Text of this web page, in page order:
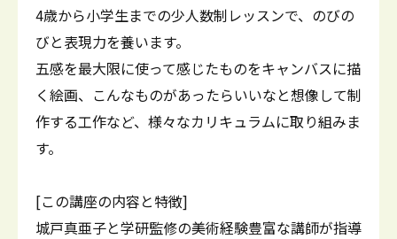
4歳から小学生までの少人数制レッスンで、のびの
びと表現力を養います。
五感を最大限に使って感じたものをキャンバスに描
く絵画、こんなものがあったらいいなと想像して制
作する工作など、様々なカリキュラムに取り組みま
す。
[この講座の内容と特徴]
城戸真亜子と学研監修の美術経験豊富な講師が指導